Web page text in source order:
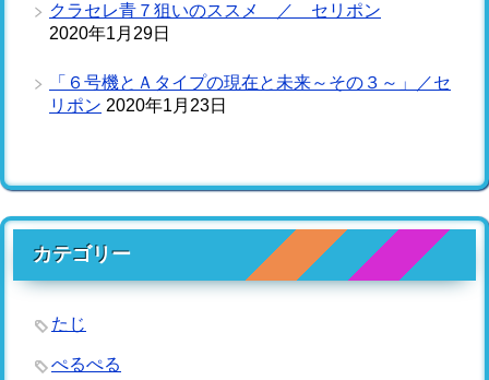
クラセレ青７狙いのススメ ／ セリポン
2020年1月29日
「６号機とＡタイプの現在と未来～その３～」／セ
リポン 2020年1月23日
カテゴリー
たじ
ぺるぺる